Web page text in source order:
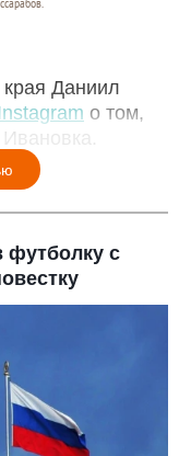
края Даниил
о том,
футболку с